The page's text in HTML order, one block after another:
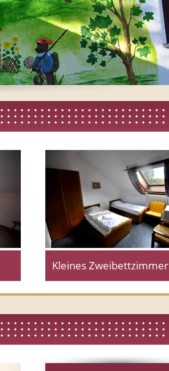
Kleines Zweibettzimmer